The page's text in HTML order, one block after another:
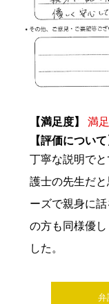
【満足度】
満足
【評価について
丁寧な説明で
護士の先生だ
ーズで親身に
の方も同様優
した。
弁